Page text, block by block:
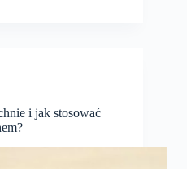
i jak stosować